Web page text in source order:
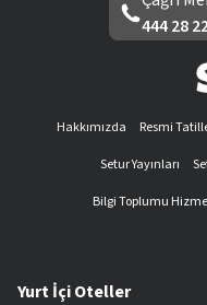
444 28
Hakkımızda Resmi
Setur Yayınları
Bilgi Toplumu
Yurt İçi Oteller